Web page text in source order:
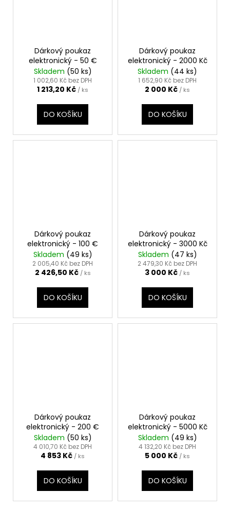
Dárkový poukaz
elektronický - 50 €
Skladem (50 ks)
1 002,60 Kč bez DPH
1 213,20 Kč / ks
DO KOŠÍKU
Dárkový poukaz
elektronický - 2000 Kč
Skladem (44 ks)
1 652,90 Kč bez DPH
2 000 Kč / ks
DO KOŠÍKU
Dárkový poukaz
elektronický - 100 €
Skladem (49 ks)
2 005,40 Kč bez DPH
2 426,50 Kč / ks
DO KOŠÍKU
Dárkový poukaz
elektronický - 3000 Kč
Skladem (47 ks)
2 479,30 Kč bez DPH
3 000 Kč / ks
DO KOŠÍKU
Dárkový poukaz
elektronický - 200 €
Skladem (50 ks)
4 010,70 Kč bez DPH
4 853 Kč / ks
DO KOŠÍKU
Dárkový poukaz
elektronický - 5000 Kč
Skladem (49 ks)
4 132,20 Kč bez DPH
5 000 Kč / ks
DO KOŠÍKU